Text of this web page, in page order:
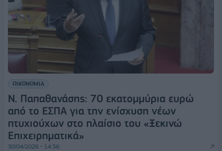
ΟΙΚΟΝΟΜΙΑ
Ν. Παπαθανάσης: 70 εκατομμύρια ευρώ
από το ΕΣΠΑ για την ενίσχυση νέων
πτυχιούχων στο πλαίσιο του «Ξεκινώ
Επιχειρηματικά»
30/04/2026 - 14:56